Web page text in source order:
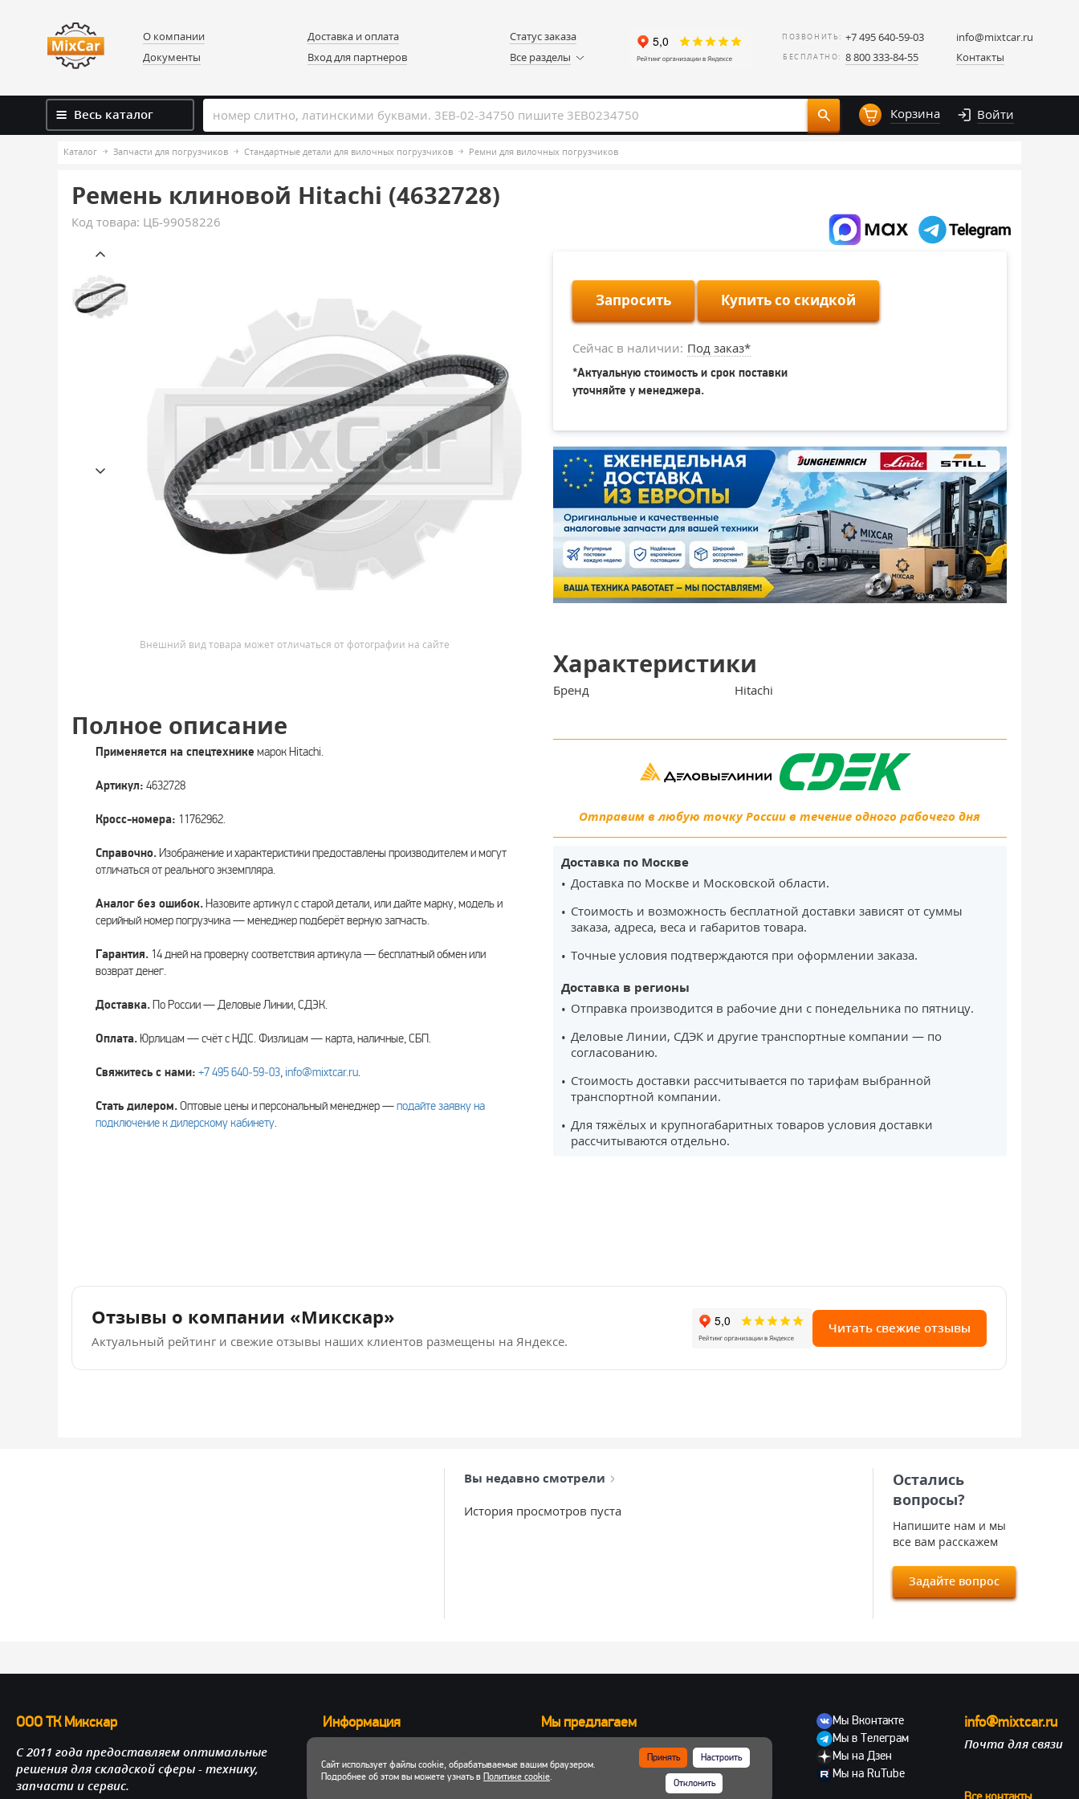
О компании
Документы
Доставка и оплата
Вход для партнеров
Статус заказа
Все разделы
ПОЗВОНИТЬ: +7 495 640-59-03
БЕСПЛАТНО: 8 800 333-84-55
info@mixtcar.ru
Контакты
Весь каталог Корзина Войти
Каталог Запчасти для погрузчиков Стандартные детали для вилочных погрузчиков Ремни для вилочных погрузчиков
Ремень клиновой Hitachi (4632728)
Код товара: ЦБ-99058226
Внешний вид товара может отличаться от фотографии на сайте
Полное описание
Применяется на спецтехнике марок Hitachi.
Артикул: 4632728
Кросс-номера: 11762962.
Справочно.Изображение и характеристики предоставлены производителем и могут
отличаться от реального экземпляра.
Аналог без ошибок.Назовите артикул с старой детали, или дайте марку, модель и
серийный номер погрузчика — менеджер подберёт верную запчасть.
Гарантия. 14 дней на проверку соответствия артикула — бесплатный обмен или
возврат денег.
Доставка.По России — Деловые Линии, СДЭК.
Оплата. Юрлицам — счёт с НДС. Физлицам — карта, наличные, СБП.
Свяжитесь с нами: +7 495 640‑59‑03, info@mixtcar.ru.
Стать дилером.Оптовые цены и персональный менеджер —подайте заявку на
подключение к дилерскому кабинету.
Запросить Купить со скидкой
Сейчас в наличии: Под заказ*
*Актуальную стоимость и срок поставки
уточняйте у менеджера.
Характеристики
Бренд Hitachi
Отправим в любую точку России в течение одного рабочего дня
Доставка по Москве
Доставка по Москве и Московской области.
Стоимость и возможность бесплатной доставки зависят от суммы
заказа, адреса, веса и габаритов товара.
Точные условия подтверждаются при оформлении заказа.
Доставка в регионы
Отправка производится в рабочие дни с понедельника по пятницу.
Деловые Линии, СДЭК и другие транспортные компании — по
согласованию.
Стоимость доставки рассчитывается по тарифам выбранной
транспортной компании.
Для тяжёлых и крупногабаритных товаров условия доставки
рассчитываются отдельно.
Отзывы о компании «Микскар»
Актуальный рейтинг и свежие отзывы наших клиентов размещены на Яндексе.
Читать свежие отзывы
Вы недавно смотрели
История просмотров пуста
Остались
вопросы?
Напишите нам и мы
все вам расскажем
Задайте вопрос
ООО ТК Микскар
С 2011 года предоставляем оптимальные
решения для складской сферы - технику,
запчасти и сервис.
Информация
Доставка и оплата
Личный кабинет
Мы предлагаем
Запчасти для вилочных погрузчиков
Запчасти для двигателей
Шины, колеса, диски
Мы Вконтакте
Мы в Телеграм
Мы на Дзен
Мы на RuTube
info@mixtcar.ru
Почта для связи
Сайт использует файлы cookie, обрабатываемые вашим браузером.
Подробнее об этом вы можете узнать в Политике cookie.
Принять Настроить
Отклонить